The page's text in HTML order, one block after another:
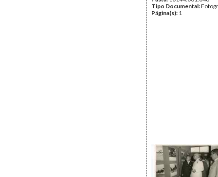
Tipo Documental:
Página(s): 1